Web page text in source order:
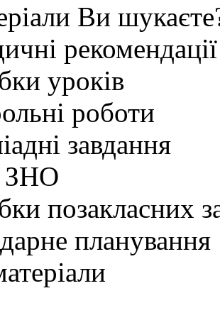
Ви
рекомендації
уроків
роботи
завдання
ЗНО
позакласних
планування